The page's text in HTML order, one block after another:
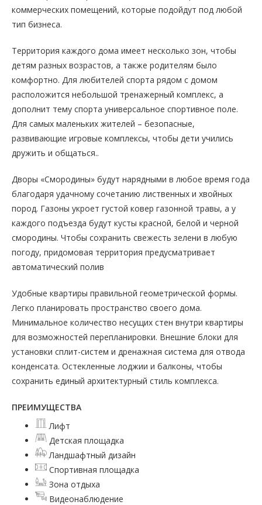
коммерческих помещений, которые подойдут под любой
тип бизнеса.
Территория каждого дома имеет несколько зон, чтобы
детям разных возрастов, а также родителям было
комфортно. Для любителей спорта рядом с домом
расположится небольшой тренажерный комплекс, а
дополнит тему спорта универсальное спортивное поле.
Для самых маленьких жителей – безопасные,
развивающие игровые комплексы, чтобы дети учились
дружить и общаться..
Дворы «Смородины» будут нарядными в любое время года
благодаря удачному сочетанию лиственных и хвойных
пород. Газоны укроет густой ковер газонной травы, а у
каждого подъезда будут кусты красной, белой и черной
смородины. Чтобы сохранить свежесть зелени в любую
погоду, придомовая территория предусматривает
автоматический полив
Удобные квартиры правильной геометрической формы.
Легко планировать пространство своего дома.
Минимальное количество несущих стен внутри квартиры
для возможностей перепланировки. Внешние блоки для
установки сплит-систем и дренажная система для отвода
конденсата. Остекленные лоджии и балконы, чтобы
сохранить единый архитектурный стиль комплекса.
ПРЕИМУЩЕСТВА
Лифт
Детская площадка
Ландшафтный дизайн
Спортивная площадка
Зона отдыха
Видеонаблюдение